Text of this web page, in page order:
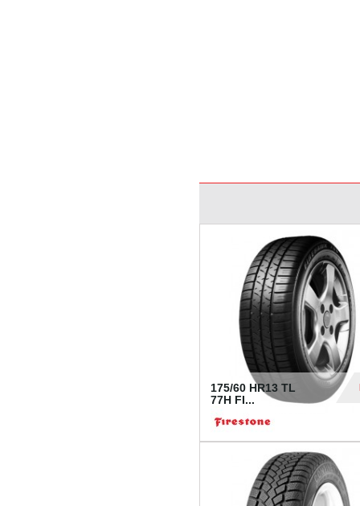
175/60 HR13 TL
77H FI...